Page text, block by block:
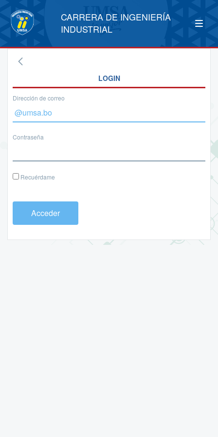
CARRERA DE INGENIERÍA
INDUSTRIAL
LOGIN
Dirección de correo
Contraseña
Recuérdame
Acceder